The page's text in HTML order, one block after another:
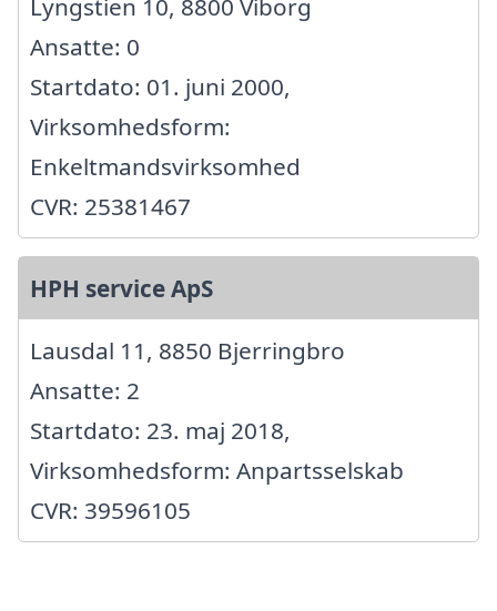
Lyngstien 10, 8800 Viborg
Ansatte: 0
Startdato: 01. juni 2000,
Virksomhedsform:
Enkeltmandsvirksomhed
CVR: 25381467
HPH service ApS
Lausdal 11, 8850 Bjerringbro
Ansatte: 2
Startdato: 23. maj 2018,
Virksomhedsform: Anpartsselskab
CVR: 39596105